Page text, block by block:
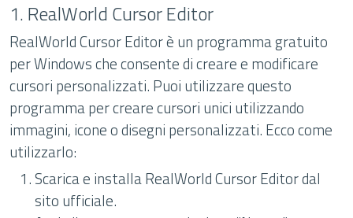
1. RealWorld Cursor Editor
RealWorld Cursor Editor è un programma gratuito
per Windows che consente di creare e modificare
cursori personalizzati. Puoi utilizzare questo
programma per creare cursori unici utilizzando
immagini, icone o disegni personalizzati. Ecco come
utilizzarlo:
Scarica e installa RealWorld Cursor Editor dal
sito ufficiale.